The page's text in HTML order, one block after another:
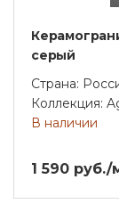
серый
Страна:
Коллекция:
В наличии
1 590 руб./